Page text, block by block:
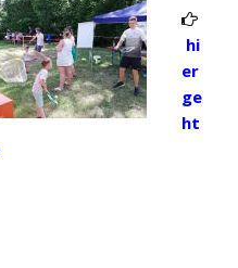

hi
er
ge
ht